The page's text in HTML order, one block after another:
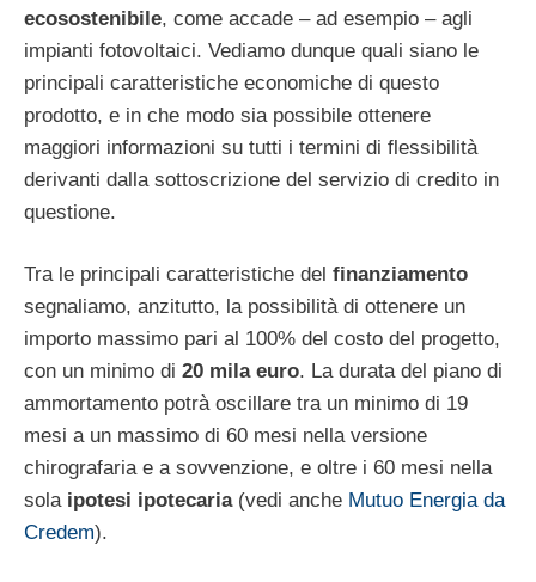
ecosostenibile, come accade – ad esempio – agli
impianti fotovoltaici. Vediamo dunque quali siano le
principali caratteristiche economiche di questo
prodotto, e in che modo sia possibile ottenere
maggiori informazioni su tutti i termini di flessibilità
derivanti dalla sottoscrizione del servizio di credito in
questione.
Tra le principali caratteristiche del finanziamento
segnaliamo, anzitutto, la possibilità di ottenere un
importo massimo pari al 100% del costo del progetto,
con un minimo di 20 mila euro. La durata del piano di
ammortamento potrà oscillare tra un minimo di 19
mesi a un massimo di 60 mesi nella versione
chirografaria e a sovvenzione, e oltre i 60 mesi nella
sola ipotesi ipotecaria(vedi anche Mutuo Energia da
Credem).